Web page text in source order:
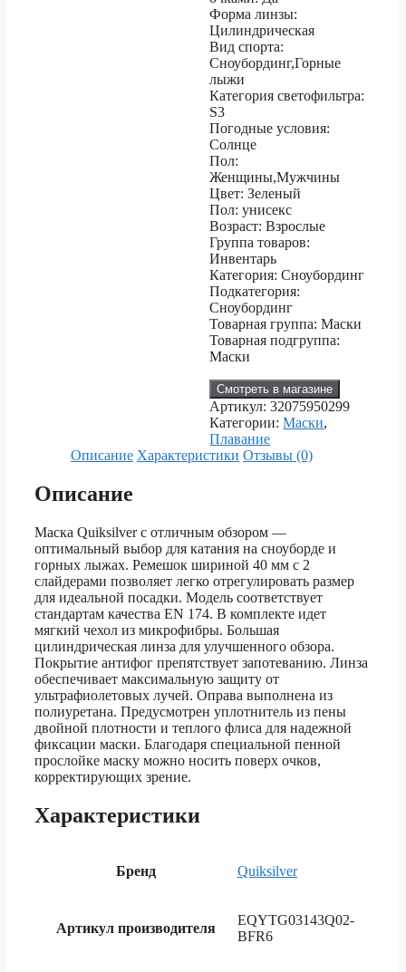
Форма линзы:
Цилиндрическая
Вид спорта:
Сноубординг,Горные
лыжи
Категория светофильтра:
S3
Погодные условия:
Солнце
Пол:
Женщины,Мужчины
Цвет: Зеленый
Пол: унисекс
Возраст: Взрослые
Группа товаров:
Инвентарь
Категория: Сноубординг
Подкатегория:
Сноубординг
Товарная группа: Маски
Товарная подгруппа:
Маски
Смотреть в магазине
Артикул:32075950299
Категории:Маски,
Плавание
Описание Характеристики Отзывы (0)
Описание
Маска Quiksilver с отличным обзором —
оптимальный выбор для катания на сноуборде и
горных лыжах. Ремешок шириной 40 мм с 2
слайдерами позволяет легко отрегулировать размер
для идеальной посадки. Модель соответствует
стандартам качества EN 174. В комплекте идет
мягкий чехол из микрофибры. Большая
цилиндрическая линза для улучшенного обзора.
Покрытие антифог препятствует запотеванию. Линза
обеспечивает максимальную защиту от
ультрафиолетовых лучей. Оправа выполнена из
полиуретана. Предусмотрен уплотнитель из пены
двойной плотности и теплого флиса для надежной
фиксации маски. Благодаря специальной пенной
прослойке маску можно носить поверх очков,
корректирующих зрение.
Характеристики
Бренд Quiksilver
Артикул производителя
EQYTG03143Q02-
BFR6